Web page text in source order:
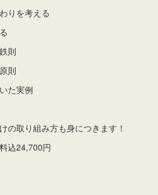
りを考える
則
則
た実例
の取り組み方も身につきます！
込24,700円